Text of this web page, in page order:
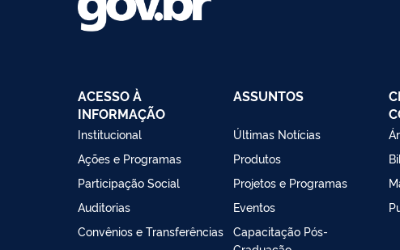
ACESSO À
INFORMAÇÃO
Institucional
Ações e Programas
Participação Social
Auditorias
Convênios e Transferências
ASSUNTOS
Últimas Notícias
Produtos
Projetos e Programas
Eventos
Capacitação Pós-